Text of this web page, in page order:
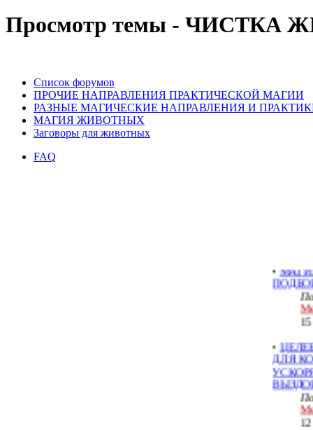
Просмотр темы -
Список форумов
ПРОЧИЕ НАПРАВЛЕНИЯ ПРАКТИЧЕСКОЙ МАГИИ
РАЗНЫЕ МАГИЧЕСКИЕ НАПРАВЛЕНИЯ И
МАГИЯ ЖИВОТНЫХ
Заговоры для животных
FAQ